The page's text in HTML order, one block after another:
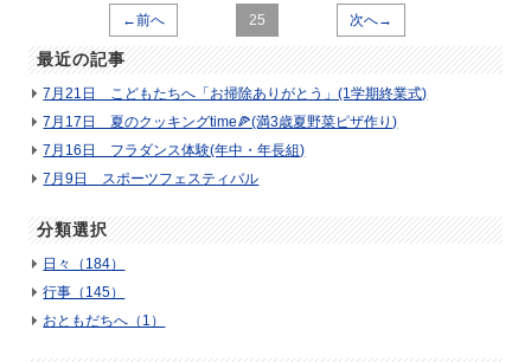
←前へ 25 次へ→
最近の記事
7月21日 こどもたちへ「お掃除ありがとう」(1学期終業式)
7月17日 夏のクッキングtime🍕(満3歳夏野菜ピザ作り)
7月16日 フラダンス体験(年中・年長組)
7月9日 スポーツフェスティバル
分類選択
日々（184）
行事（145）
おともだちへ（1）